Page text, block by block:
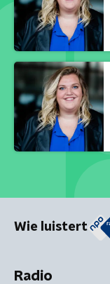
Wie luistert
Radio